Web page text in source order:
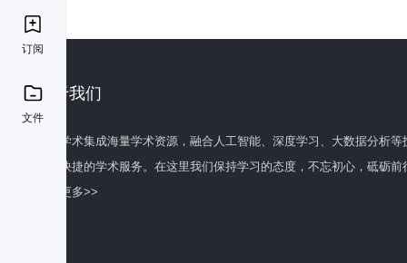
订阅
文件
关于我们
百度学术集成海量学术资源，融合人工智能、深度学习、大数据分析
全面快捷的学术服务。在这里我们保持学习的态度，不忘初心，砥砺前
了解更多>>